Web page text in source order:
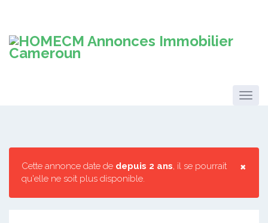
×
Cette annonce date de depuis 2 ans, il se pourrait
qu'elle ne soit plus disponible.